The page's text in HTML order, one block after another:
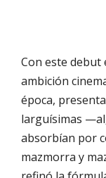
Con este debut
ambición
época,
larguísimas
absorbían por
mazmorra y